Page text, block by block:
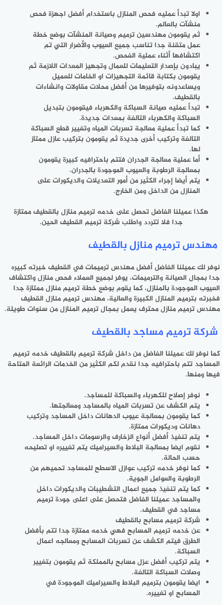
اولا تبدأ عمليه فحص المنازل باستخدام أفضل اجهزة فحص
منشآت بالعالم.
ثم يقومون مهندسين ترميم وصيانة المنشآت بوضع خطة
عمل متقنة جدا تناسب جميع العيوب والأضرار التي تم
اكتشافها أثناء عملية الفحص.
يبادون بإصدار التعليمات للعمال وتجهيز المعدات اللازمة ثم
يقومون بكتابة قائمة التجهيزات او الخامات للعميل
ويساعدونه بتوفيرها من أفضل محلات مقاولات وانشاءات
بالقطيف.
تبدأ عمليه صيانة السباكة والكهرباء فيقومون بتبديل
السباكة والكهرباء التالفة بمعدات جديدة.
كما تبدأ عملية معالجة تسربات المياه وتغيير قطع السباكة
التالفة وتركيب أخرى جديدة ثم يقومون بتركيب عازل ممتاز
لها.
أما عملية معالجة الجدران فتتم باحترافيه كبيرة يقومون
بمعالجة الرطوبة والعيوب الموجودة بالجدران.
يتم أيضا إجراء الكثير من أمور التعديلات والديكورات على
المنازل من الداخل ومن الخارج.
هكذا عميلنا الفاضل تحصل على خدمه ترميم منازل بالقطيف ممتازة
جدا فلا تتردد واطلب شركة ترميم القطيف الحين.
مهندس ترميم منازل بالقطيف
نوفر لك عميلنا الفاضل أفضل مهندس ترميمات في القطيف خبرته كبيره
جدا بمجال الصيانة والترميمات، يوفر لجميع العملاء فحص منازل واكتشاف
العيوب الموجودة بالمنازل، كما يقوم بوضع خطة ترميم منازل ممتازة جدا
فخبرته بترميم المنازل الكبيرة والعالية، مهندس ترميم منازل القطيف
مهندس ترميم منازل محترف يعمل بمجال ترميم المنازل من سنوات طويلة.
شركة ترميم مساجد بالقطيف
كما نوفر لك عميلنا الفاضل من داخل شركة ترميم بالقطيف خدمه ترميم
المساجد تتم باحترافيه جدا نقدم لكم الكثير من الخدمات الرائعة المتاحة
فيها ومنها.
نوفر إصلاح للكهرباء والسباكة للمساجد.
يتم الكشف عن تسربات المياه بالمساجد ومعالجتها.
كما يقومون بمعالجة عيوب الدهانات داخل المساجد وتركيب
دهانات وديكورات ممتازة.
يتم تنفيذ أفضل أنواع الزخارف والرسومات داخل المساجد.
نقوم ايضا بمعالجة البلاط والسيراميك يتم تغييره او تصليحه
حسب الحالة.
كما نوفر خدمه تركيب عوازل الاسطح للمساجد تحميهم من
الرطوبة والعوامل الجوية.
كما يتم تنفيذ جميع اعمال التشطيبات والديكورات داخل
والمساجد عميلنا الفاضل فتحصل على اعلى جودة ترميم
مساجد في القطيف.
شركة ترميم مسابح بالقطيف
عن خدمه ترميم المسابح فهي خدمه ممتازة جدا تتم بأفضل
الطرق فيتم الكشف عن تسربات المسابح ومعالجه اعمال
السباكة.
يتم تركيب أفضل عزل مسابح بالمملكة ثم يقومون بتغيير
وصلات السباكة التالفة.
ايضا يقومون بترميم البلاط والسيراميك الموجودة في
المسابح او تغييره.